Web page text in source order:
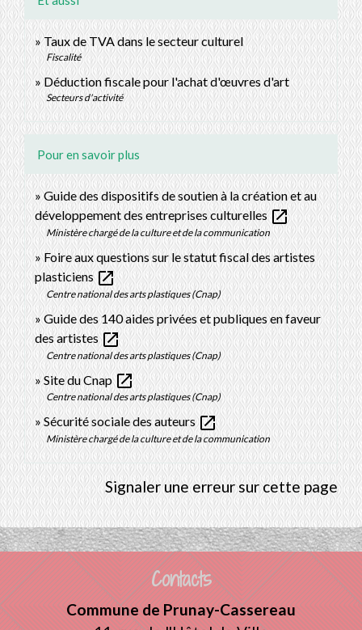
Taux de TVA dans le secteur culturel
Fiscalité
Déduction fiscale pour l'achat d'œuvres d'art
Secteurs d'activité
Pour en savoir plus
Guide des dispositifs de soutien à la création et au
développement des entreprises culturellesopen_in_new
Ministère chargé de la culture et de la communication
Foire aux questions sur le statut fiscal des artistes
plasticiens open_in_new
Centre national des arts plastiques (Cnap)
Guide des 140 aides privées et publiques en faveur
des artistesopen_in_new
Centre national des arts plastiques (Cnap)
Site du Cnap open_in_new
Centre national des arts plastiques (Cnap)
Sécurité sociale des auteursopen_in_new
Ministère chargé de la culture et de la communication
Signaler une erreur sur cette page
Contacts
Commune de Prunay-Cassereau